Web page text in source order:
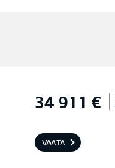
34 911 €
VAATA